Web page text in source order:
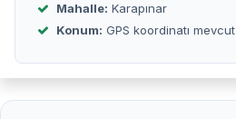
Mahalle: Karapınar
Konum: GPS koordinatı mevcut